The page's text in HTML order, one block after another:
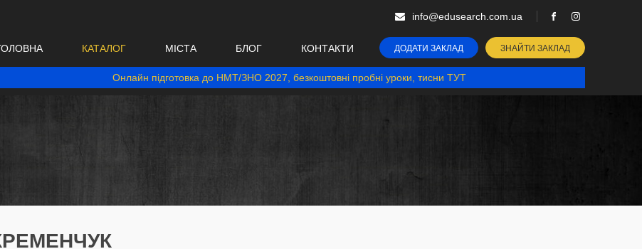
info@edusearch.com.ua
КАТАЛОГ МІСТА БЛОГ КОНТАКТИ ДОДАТИ ЗАКЛАД ЗНАЙТИ ЗАКЛАД
Онлайн підготовка до НМТ/ЗНО 2027, безкоштовні пробні уроки, тисни ТУТ